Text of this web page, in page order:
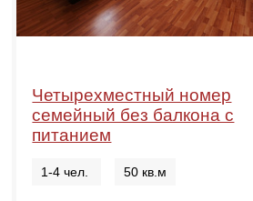
Четырехместный номер
семейный без балкона с
питанием
1-4 чел. 50 кв.м